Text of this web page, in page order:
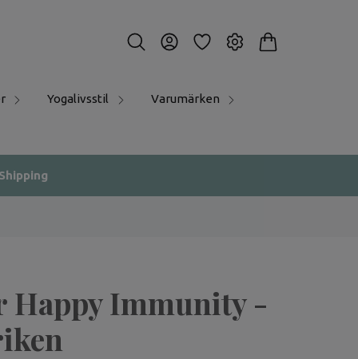
Yogalivsstil Varumärken
Immunity -